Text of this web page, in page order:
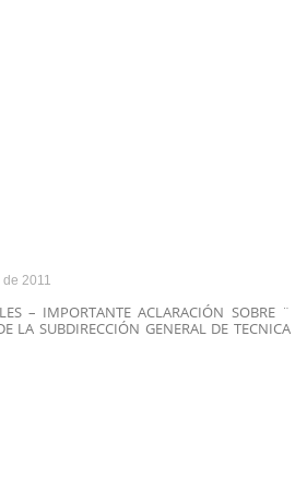
2011
– IMPORTANTE ACLARACIÓN SOBRE ¨
LA SUBDIRECCIÓN GENERAL DE TECNICA